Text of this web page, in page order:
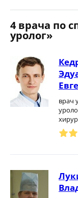
4 врача по
уролог»
врач